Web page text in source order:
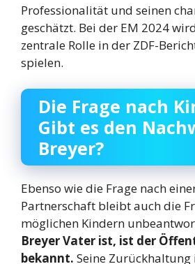
Professionalität und seinen
geschätzt. Bei der EM 2024
zentrale Rolle in der ZDF-
spielen.
Die Frage nach
Gibt es den
Breyer?
Ebenso wie die Frage nach
Partnerschaft bleibt auch die
möglichen Kindern
Breyer Vater ist, ist der
bekannt. Seine Zurückhaltung